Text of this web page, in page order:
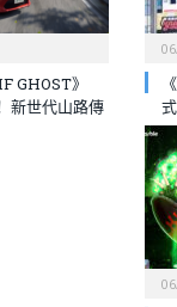
GHOST》
新世代山路傳